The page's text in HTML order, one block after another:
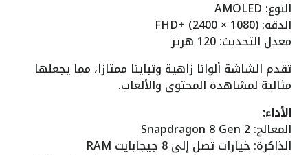
النوع: AMOLED
الدقة: FHD+ (2400 × 1080)
معدل التحديث: 120 هرتز
تقدم الشاشة ألوانا زاهية وتباينا ممتازا، مما يجعلها
مثالية لمشاهدة المحتوى والألعاب.
الأداء:
المعالج: Snapdragon 8 Gen 2
الذاكرة: خيارات تصل إلى 8 جيجابايت RAM